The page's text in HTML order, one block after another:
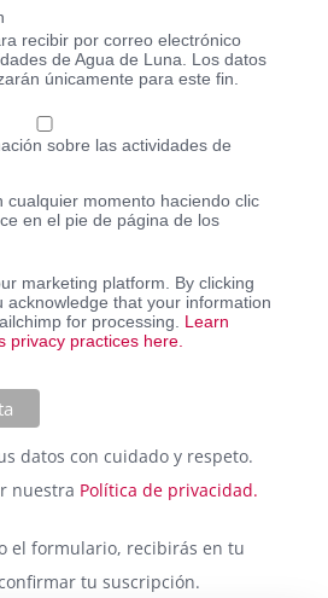
recibir por correo electrónico
de Agua de Luna. Los datos
únicamente para este fin.
sobre las actividades de
cualquier momento haciendo clic
en el pie de página de los
marketing platform. By clicking
acknowledge that your information
for processing. Learn
privacy practices here.
datos con cuidado y respeto.
nuestra Política de privacidad.
el formulario, recibirás en tu
tu suscripción.